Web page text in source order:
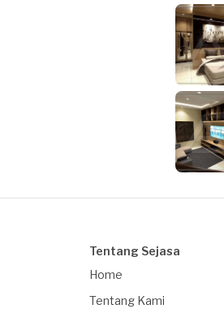
Tentang Sejasa
Home
Tentang Kami